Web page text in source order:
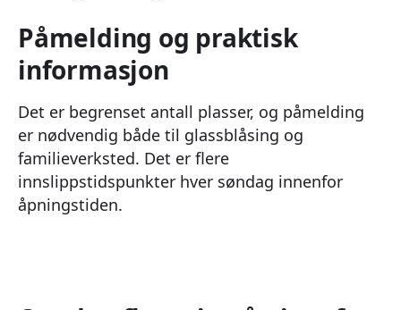
Påmelding og praktisk
informasjon
Det er begrenset antall plasser, og påmelding
er nødvendig både til glassblåsing og
familieverksted. Det er flere
innslippstidspunkter hver søndag innenfor
åpningstiden.